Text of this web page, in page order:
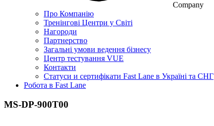
Company
Про Компанію
Тренінгові Центри у Світі
Нагороди
Партнерство
Загальні умови ведення бізнесу
Центр тестування VUE
Контакти
Статуси и сертифікати Fast Lane в Україні та СНГ
Робота в Fast Lane
MS-DP-900T00